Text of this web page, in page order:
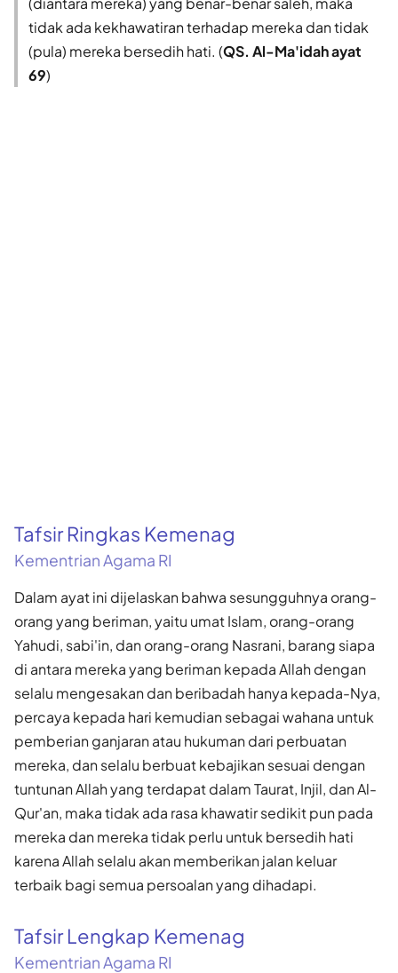
tidak ada kekhawatiran terhadap mereka dan tidak
(pula) mereka bersedih hati. (QS. Al-Ma'idah ayat
69)
Tafsir Ringkas Kemenag
Kementrian Agama RI
Dalam ayat ini dijelaskan bahwa sesungguhnya orang-
orang yang beriman, yaitu umat Islam, orang-orang
Yahudi, sabi'in, dan orang-orang Nasrani, barang siapa
di antara mereka yang beriman kepada Allah dengan
selalu mengesakan dan beribadah hanya kepada-Nya,
percaya kepada hari kemudian sebagai wahana untuk
pemberian ganjaran atau hukuman dari perbuatan
mereka, dan selalu berbuat kebajikan sesuai dengan
tuntunan Allah yang terdapat dalam Taurat, Injil, dan Al-
Qur'an, maka tidak ada rasa khawatir sedikit pun pada
mereka dan mereka tidak perlu untuk bersedih hati
karena Allah selalu akan memberikan jalan keluar
terbaik bagi semua persoalan yang dihadapi.
Tafsir Lengkap Kemenag
Kementrian Agama RI